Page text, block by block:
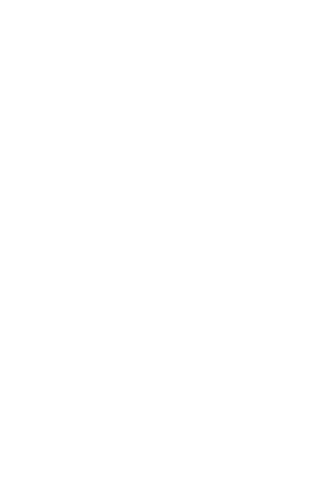
касающихся